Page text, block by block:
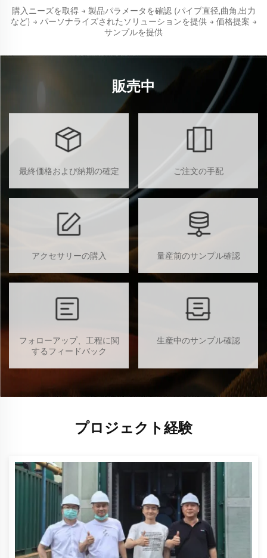
購入ニーズを取得 → 製品パラメータを確認 (パイプ直径,曲角,出力
など) → パーソナライズされたソリューションを提供 → 価格提案 →
サンプルを提供
販売中
最終価格および納期の確定 ご注文の手配
アクセサリーの購入 量産前のサンプル確認
フォローアップ、工程に関
するフィードバック
生産中のサンプル確認
プロジェクト経験